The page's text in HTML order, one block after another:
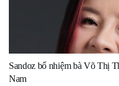
Sandoz bổ nhiệm bà Võ Thị
Nam